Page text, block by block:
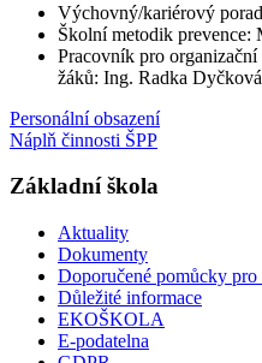
Výchovný/kariérový
Školní metodik prevence:
Pracovník pro
žáků: Ing. Radka Dyčková
Personální obsazení
Náplň činnosti ŠPP
Základní škola
Aktuality
Dokumenty
Doporučené pomůcky pro
Důležité informace
EKOŠKOLA
E-podatelna